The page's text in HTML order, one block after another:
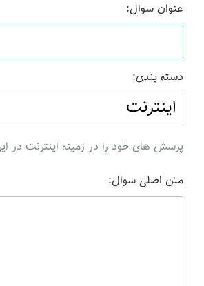
عنوان سوال:
دسته بندی:
پرسش های خود را در زمینه اینترنت در
متن اصلی سوال: